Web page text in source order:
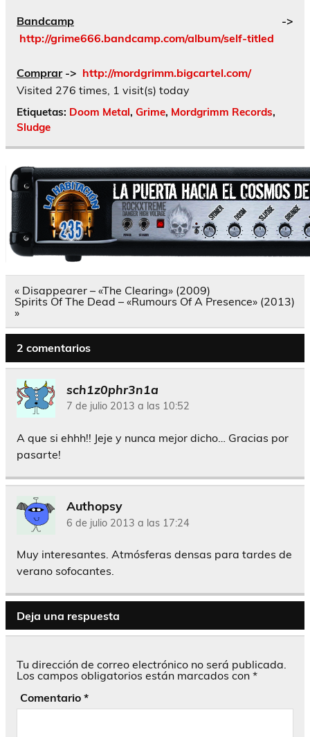
Bandcamp ->
http://grime666.bandcamp.com/album/self-titled
Comprar-> http://mordgrimm.bigcartel.com/
Visited 276 times, 1 visit(s) today
Etiquetas: Doom Metal, Grime, Mordgrimm Records,
Sludge
Navegación
de
entradas
« Disappearer – «The Clearing» (2009)
Spirits Of The Dead – «Rumours Of A Presence» (2013)
»
2 comentarios
sch1z0phr3n1a
7 de julio 2013 a las 10:52
A que si ehhh!! Jeje y nunca mejor dicho… Gracias por
pasarte!
Authopsy
6 de julio 2013 a las 17:24
Muy interesantes. Atmósferas densas para tardes de
verano sofocantes.
Deja una respuesta
Tu dirección de correo electrónico no será publicada.
Los campos obligatorios están marcados con *
Comentario *